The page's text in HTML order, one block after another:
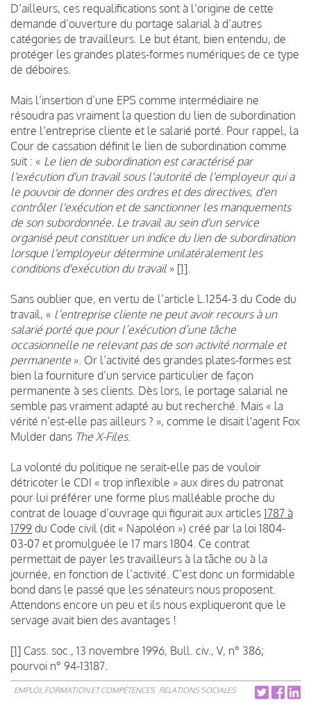
D’ailleurs, ces requalifications sont à l’origine de cette
demande d’ouverture du portage salarial à d’autres
catégories de travailleurs. Le but étant, bien entendu, de
protéger les grandes plates-formes numériques de ce type
de déboires.
Mais l’insertion d’une EPS comme intermédiaire ne
résoudra pas vraiment la question du lien de subordination
entre l’entreprise cliente et le salarié porté. Pour rappel, la
Cour de cassation définit le lien de subordination comme
suit : « Le lien de subordination est caractérisé par
l'exécution d'un travail sous l'autorité de l'employeur qui a
le pouvoir de donner des ordres et des directives, d'en
contrôler l'exécution et de sanctionner les manquements
de son subordonnée. Le travail au sein d'un service
organisé peut constituer un indice du lien de subordination
lorsque l'employeur détermine unilatéralement les
conditions d'exécution du travail » [1]
Sans oublier que, en vertu de l’article L.1254-3 du Code du
travail, « l’entreprise cliente ne peut avoir recours à un
salarié porté que pour l’exécution d’une tâche
occasionnelle ne relevant pas de son activité normale et
permanente ». Or l’activité des grandes plates-formes est
bien la fourniture d’un service particulier de façon
permanente à ses clients. Dès lors, le portage salarial ne
semble pas vraiment adapté au but recherché. Mais « la
vérité n’est-elle pas ailleurs ? », comme le disait l'agent Fox
Mulder dans The X-Files.
La volonté du politique ne serait-elle pas de vouloir
détricoter le CDI « trop inflexible » aux dires du patronat
pour lui préférer une forme plus malléable proche du
contrat de louage d’ouvrage qui figurait aux articles 1787 à
1799 du Code civil (dit « Napoléon ») créé par la loi 1804-
03-07 et promulguée le 17 mars 1804. Ce contrat
permettait de payer les travailleurs à la tâche ou à la
journée, en fonction de l’activité. C’est donc un formidable
bond dans le passé que les sénateurs nous proposent.
Attendons encore un peu et ils nous expliqueront que le
servage avait bien des avantages !
[1] Cass. soc., 13 novembre 1996, Bull. civ., V, n° 386;
pourvoi n° 94-13187.
EMPLOI, FORMATION ET COMPÉTENCES RELATIONS SOCIALES